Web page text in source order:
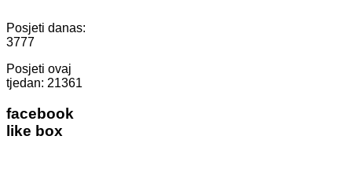
Posjeti danas:
3777
Posjeti ovaj
tjedan: 21361
facebook
like box